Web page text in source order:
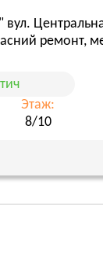
вул.
ремонт,
Этаж:
8/10